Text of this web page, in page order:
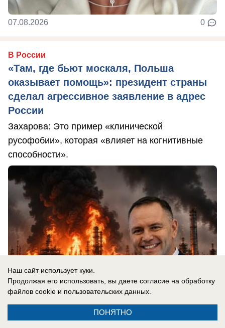
07.08.2026 0
В России
«Там, где бьют москаля, Польша
оказывает помощь»: президент страны
сделал агрессивное заявление в адрес
России
Захарова: Это пример «клинической
русофобии», которая «влияет на когнитивные
способности».
Наш сайт использует куки.
Продолжая его использовать, вы даете согласие на обработку
файлов cookie и пользовательских данных.
ПОНЯТНО